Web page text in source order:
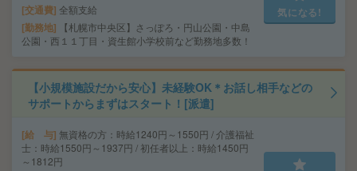
交通費 全額支給
勤務地
【札幌市中央区】さっぽろ・円山公園・中島
公園・西１１丁目・資生館小学校前など勤務地多数！
気になる!
【小規模施設だから安心】未経験OK＊お話し相手などの
サポートからまずはスタート！[派遣]
給 与 無資格の方：時給1240円～1550円 / 介護福祉
士：時給1550円～1937円 / 初任者以上：時給1450円
～1812円